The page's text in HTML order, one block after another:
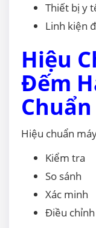
Thiết bị y
Linh kiện
Hiệu
Đếm
Hiệu chuẩn
Kiểm tra
So sánh
Xác minh
Điều